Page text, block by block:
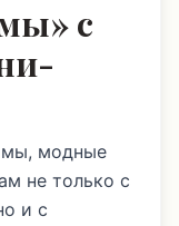
с
мы, модные
не только с
и с